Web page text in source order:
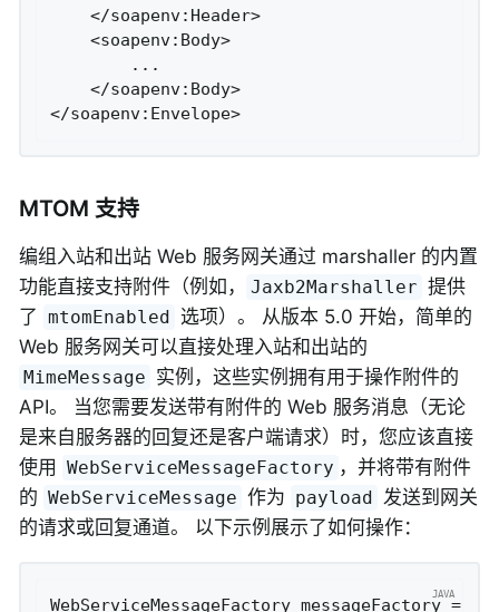
    </soapenv:Header>
    <soapenv:Body>
        ...
    </soapenv:Body>
</soapenv:Envelope>
MTOM 支持
编组入站和出站 Web 服务网关通过 marshaller 的内置
功能直接支持附件（例如，
Jaxb2Marshaller 提供
了 mtomEnabled
选项）。 从版本 5.0 开始，简单的
Web 服务网关可以直接处理入站和出站的
MimeMessage 实例，这些实例拥有用于操作附件的
API。 当您需要发送带有附件的 Web 服务消息（无论
是来自服务器的回复还是客户端请求）时，您应该直接
使用
WebServiceMessageFactory ，并将带有附件
的 WebServiceMessage 作为 payload
发送到网关
的请求或回复通道。 以下示例展示了如何操作：
WebServiceMessageFactory messageFactory =